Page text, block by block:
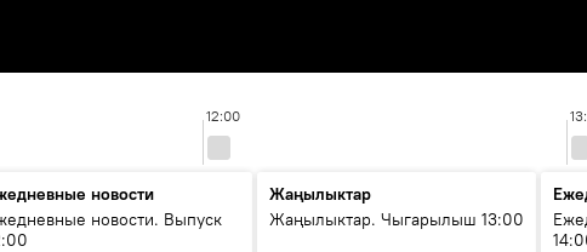
12:00
новости
новости. Выпуск
Жаңылыктар
Жаңылыктар. Чыгарылыш 13:00